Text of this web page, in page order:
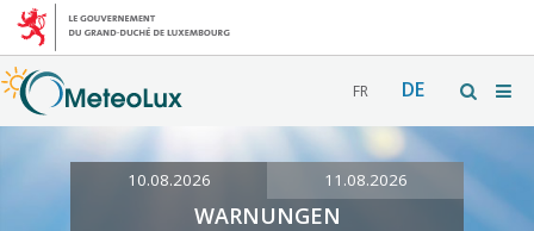
FR DE
10.08.2026 11.08.2026
WARNUNGEN